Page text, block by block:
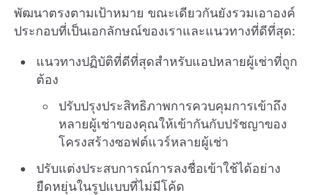
พัฒนาตรงตามเป้าหมาย ขณะเดียวกันยังรวมเอาองค์
ประกอบที่เป็นเอกลักษณ์ของเราและแนวทางที่ดีที่สุด:
แนวทางปฏิบัติที่ดีที่สุดสำหรับแอปหลายผู้เช่าที่ถูก
ต้อง
ปรับปรุงประสิทธิภาพการควบคุมการเข้าถึง
หลายผู้เช่าของคุณให้เข้ากันกับปรัชญาของ
โครงสร้างซอฟต์แวร์หลายผู้เช่า
ปรับแต่งประสบการณ์การลงชื่อเข้าใช้ได้อย่าง
ยืดหยุ่นในรูปแบบที่ไม่มีโค้ด